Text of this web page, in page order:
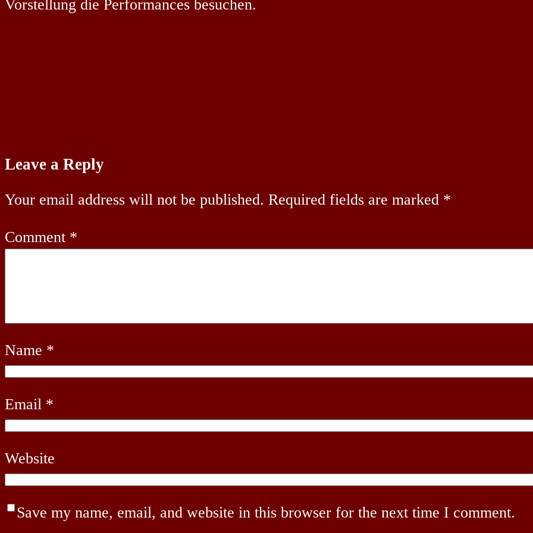
Vorstellung die Performances besuchen.
Leave a Reply
Your email address will not be published. Required fields are marked *
Comment *
Name *
Email *
Website
Save my name, email, and website in this browser for the next time I comment.